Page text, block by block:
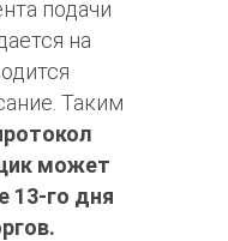
подачи
на
Таким
может
13-го дня